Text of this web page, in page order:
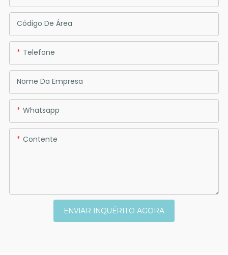
Código De Área
Telefone
Nome Da Empresa
Whatsapp
Contente
ENVIAR INQUÉRITO AGORA